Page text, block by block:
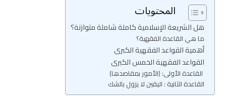
المحتويات
هل الشريعة الإسلامية كاملة شاملة متوازنة؟
ما هي القاعدة الفقهية؟
أهمية القواعد الفقهية الكبرى
القواعد الفقهية الخمس الكبرى
القاعدة الأولى: (الأمور بمقاصدها)
القاعدة الثانية : اليقين لا يزول بالشك